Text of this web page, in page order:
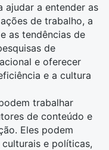
ajudar a entender as
de trabalho, a
as tendências de
de
e oferecer
e a cultura
trabalhar
de conteúdo e
Eles podem
e políticas,